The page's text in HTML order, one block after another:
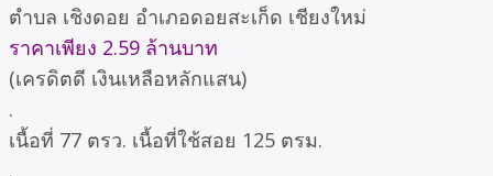
ตำบล เชิงดอย อำเภอดอยสะเก็ด เชียงใหม่
ราคาเพียง 2.59 ล้านบาท
(เครดิตดี เงินเหลือหลักแสน)
.
เนื้อที่ 77 ตรว. เนื้อที่ใช้สอย 125 ตรม.
.